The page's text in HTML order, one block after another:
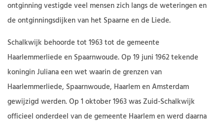
ontginning vestigde veel mensen zich langs de weteringen en
de ontginningsdijken van het Spaarne en de Liede.
Schalkwijk behoorde tot 1963 tot de gemeente
Haarlemmerliede en Spaarnwoude. Op 19 juni 1962 tekende
koningin Juliana een wet waarin de grenzen van
Haarlemmerliede, Spaarnwoude, Haarlem en Amsterdam
gewijzigd werden. Op 1 oktober 1963 was Zuid-Schalkwijk
officieel onderdeel van de gemeente Haarlem en werd daarna